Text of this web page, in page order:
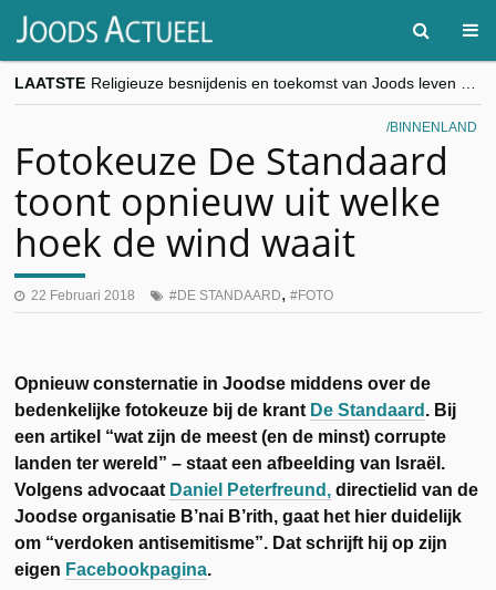
LAATSTE
“Besnijdenisdebat toont hoe moeilijk seculiere Westen minderheden begrijpt”, Jinnih Beels (Vooruit)
CITYTRIP | ROEMENIË – Boekarest: de verrassing van Oost-Europa
BINNENLAND
Fotokeuze De Standaard
toont opnieuw uit welke
hoek de wind waait
22 Februari 2018 DE STANDAARD, FOTO
Opnieuw consternatie in Joodse middens over de
bedenkelijke fotokeuze bij de krant De Standaard . Bij
een artikel “wat zijn de meest (en de minst) corrupte
landen ter wereld” – staat een afbeelding van Israël.
Volgens advocaat Daniel Peterfreund, directielid van de
Joodse organisatie B’nai B’rith, gaat het hier duidelijk
om “verdoken antisemitisme”. Dat schrijft hij op zijn
eigen Facebookpagina.